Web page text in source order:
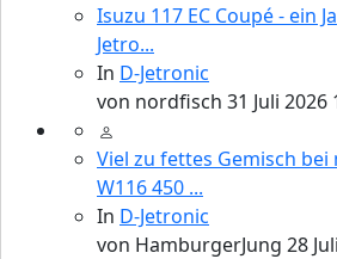
Isuzu 117 EC Coupé - ein
Jetro...
In D-Jetronic
von nordfisch 31 Juli 2026
Viel zu fettes Gemisch bei
W116 450 ...
In D-Jetronic
von HamburgerJung 28